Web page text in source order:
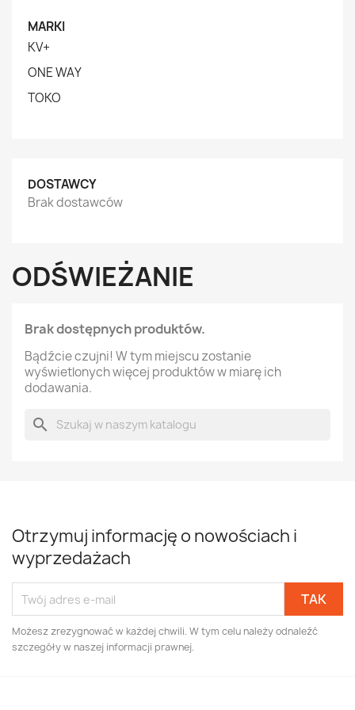
MARKI
KV+
ONE WAY
TOKO
DOSTAWCY
Brak dostawców
ODŚWIEŻANIE
Brak dostępnych produktów.
Bądźcie czujni! W tym miejscu zostanie
wyświetlonych więcej produktów w miarę ich
dodawania.
search
Otrzymuj informację o nowościach i
wyprzedażach
Możesz zrezygnować w każdej chwili. W tym celu należy odnaleźć
szczegóły w naszej informacji prawnej.